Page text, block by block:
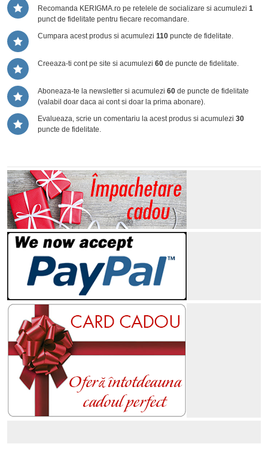
Recomanda KERIGMA.ro pe retelele de socializare si acumulezi 1
punct de fidelitate pentru fiecare recomandare.
Cumpara acest produs si acumulezi 110 puncte de fidelitate.
Creeaza-ti cont pe site si acumulezi 60 de puncte de fidelitate.
Aboneaza-te la newsletter si acumulezi 60 de puncte de fidelitate
(valabil doar daca ai cont si doar la prima abonare).
Evalueaza, scrie un comentariu la acest produs si acumulezi 30
puncte de fidelitate.